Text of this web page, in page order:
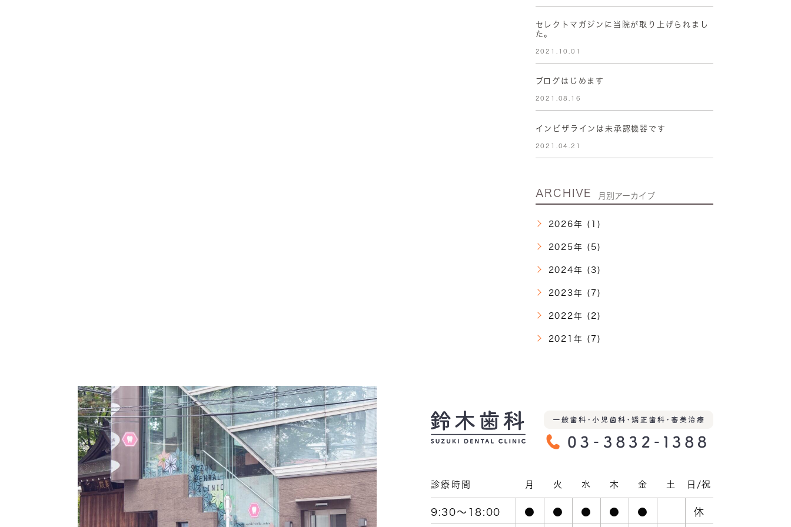
セレクトマガジンに当院が取り上げられまし
た。
2021.10.01
ブログはじめます
2021.08.16
インビザラインは未承認機器です
2021.04.21
ARCHIVE 月別アーカイブ
2026年 (1)
2025年 (5)
2024年 (3)
2023年 (7)
2022年 (2)
2021年 (7)
診療時間 月 火 水 木 金 土 日/祝
9:30～18:00 ● ● ● ● ● 休